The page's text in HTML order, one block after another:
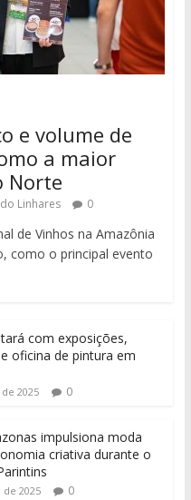
e volume de
a maior
Norte
Linhares 0
de Vinhos na Amazônia
como o principal evento
com exposições,
oficina de pintura em
2025 0
impulsiona moda
criativa durante o
2025 0